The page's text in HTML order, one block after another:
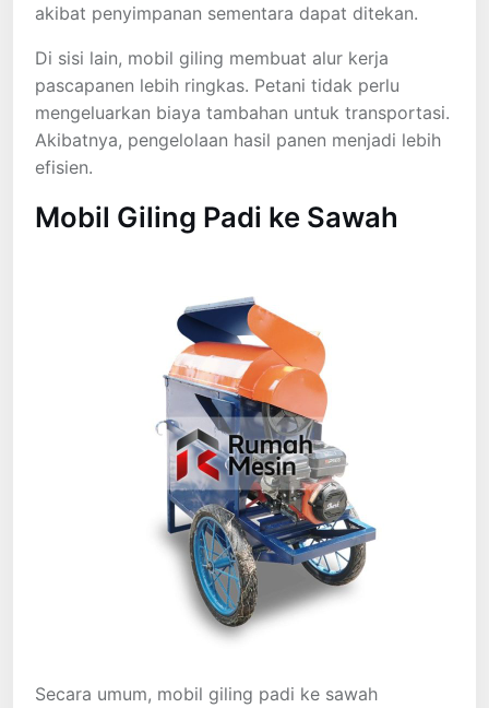
akibat penyimpanan sementara dapat ditekan.
Di sisi lain, mobil giling membuat alur kerja
pascapanen lebih ringkas. Petani tidak perlu
mengeluarkan biaya tambahan untuk transportasi.
Akibatnya, pengelolaan hasil panen menjadi lebih
efisien.
Mobil Giling Padi ke Sawah
Secara umum, mobil giling padi ke sawah